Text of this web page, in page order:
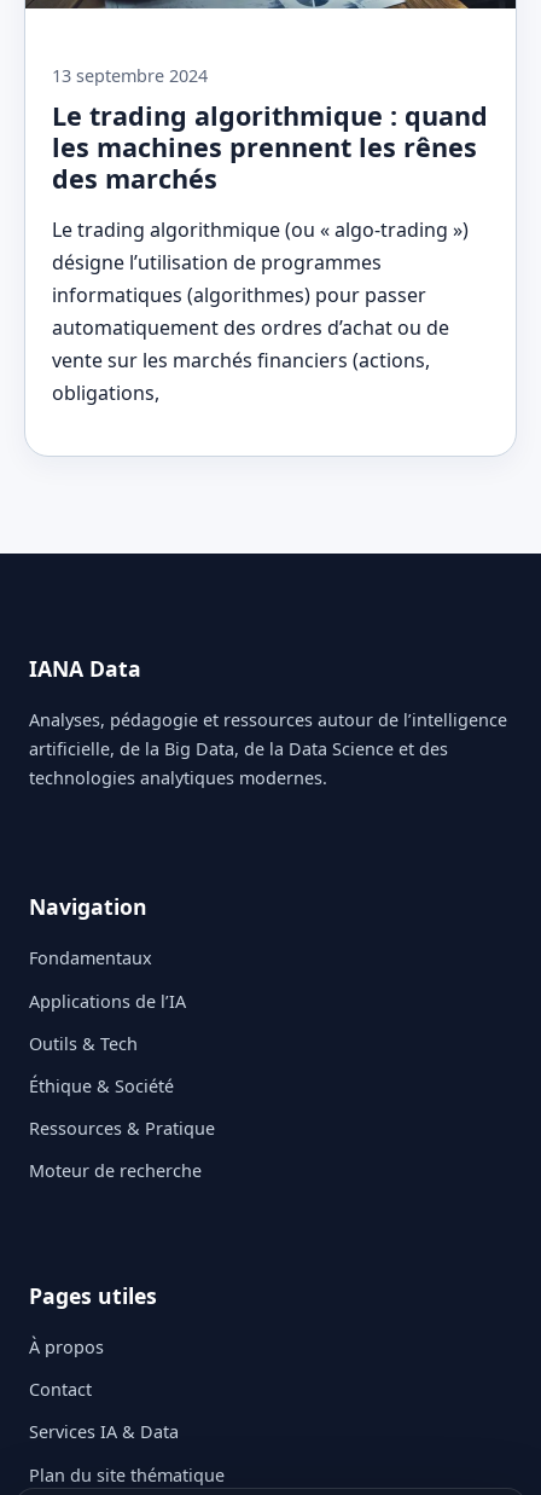
13 septembre 2024
Le trading algorithmique : quand
les machines prennent les rênes
des marchés
Le trading algorithmique (ou « algo-trading »)
désigne l’utilisation de programmes
informatiques (algorithmes) pour passer
automatiquement des ordres d’achat ou de
vente sur les marchés financiers (actions,
obligations,
IANA Data
Analyses, pédagogie et ressources autour de l’intelligence
artificielle, de la Big Data, de la Data Science et des
technologies analytiques modernes.
Navigation
Fondamentaux
Applications de l’IA
Outils & Tech
Éthique & Société
Ressources & Pratique
Moteur de recherche
Pages utiles
À propos
Contact
Services IA & Data
Plan du site thématique